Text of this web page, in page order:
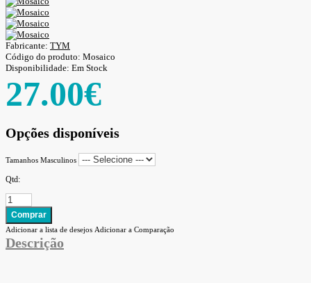
Fabricante: TYM
Código do produto: Mosaico
Disponibilidade: Em Stock
27.00€
Opções disponíveis
Tamanhos Masculinos
Qtd:
Adicionar a lista de desejos Adicionar a Comparação
Descrição